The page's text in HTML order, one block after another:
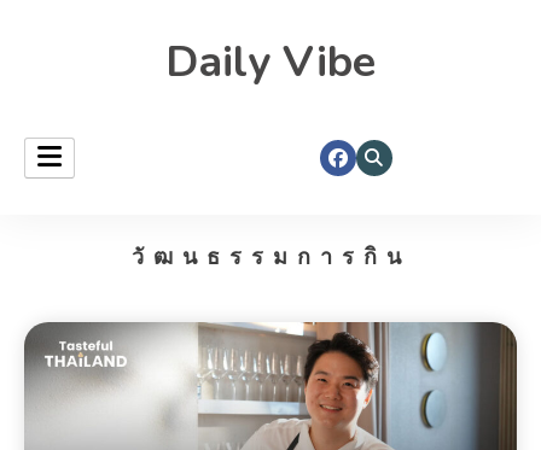
Daily Vibe
วัฒนธรรมการกิน